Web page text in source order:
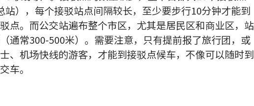
站），每个接驳站点间隔较长，至少要步行10分钟才能到
点。而公交站遍布整个市区，尤其是居民区和商业区，站
通常300-500米）。需要注意，只有提前报了旅行团，或
、机场快线的游客，才能到接驳点候车，不像可以随时到
车。